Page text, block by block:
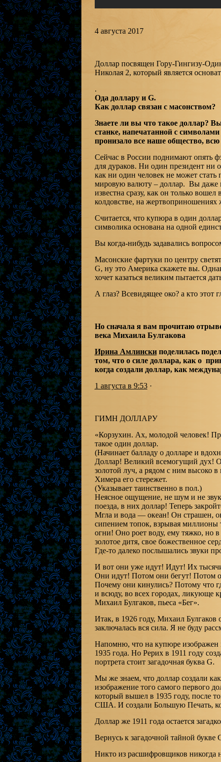
4 августа 2017
Доллар посвящен Гору-Гингизу-
Николая 2, который является
.
Ода доллару и G.
Как доллар связан с масонством?
Знаете ли вы что такое доллар?
станке, напечатанной с
пронизало все наше общество,
Сейчас в России поднимают опять
для дураков. Ни один президент ни
как ни один человек не может
мировую валюту – доллар. Вы даже
известна сразу, как он только
колдовстве, на жертвоприношениях
Считается, что купюра в один
символика основана на одной
Вы когда-нибудь задавались
Масонские фартуки по центру
G, ну это Америка скажете вы.
хочет казаться великим пытается
А глаз? Всевидящее око? а кто
Но сначала я вам прочитаю
века Михаила Булгакова
Ирина Амлинскиподелилась
том, что о силе доллара, как о
когда создали доллар, как
1 августа в 9:53·
ГИМН ДОЛЛАРУ
«Корзухин. Ах, молодой человек!
такое один доллар.
(Начинает балладу о долларе и
Доллар! Великий всемогущий дух!
золотой луч, а рядом с ним высоко
Химера его стережет.
(Указывает таинственно в пол.)
Неясное ощущение, не шум и не
поезда, в них доллар! Теперь
Мгла и вода — океан! Он страшен,
сипением топок, взрывая миллионы
огни! Оно роет воду, ему тяжко, но в
золотое дитя, свое божественное
Где-то далеко послышались звуки
И вот они уже идут! Идут! Их
Они идут! Потом они бегут! Потом
Почему они кинулись? Потому что
и всюду, во всех городах, ликующе
Михаил Булгаков, пьеса «Бег».
Итак, в 1926 году, Михаил
заключалась вся сила. Я не буду
Напомню, что на купюре изображен
1935 года. Но Рерих в 1911 году
портрета стоит загадочная буква G.
Мы же знаем, что доллар создали
изображение того самого первого
который вышел в 1935 году, после
США. И создали Большую Печать,
Доллар же 1911 года остается
Вернусь к загадочной тайной букве
Никто из расшифровщиков никогда